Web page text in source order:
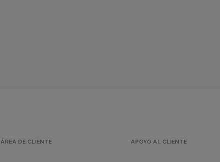
ÁREA DE CLIENTE APOYO AL CLIENTE